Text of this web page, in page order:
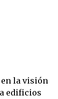
la visión
edificios